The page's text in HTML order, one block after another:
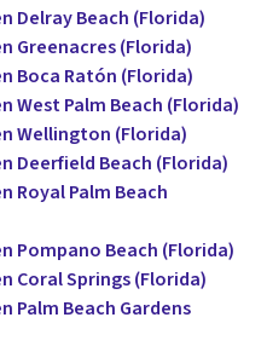
Delray Beach (Florida)
Greenacres (Florida)
Boca Ratón (Florida)
West Palm Beach (Florida)
Wellington (Florida)
Deerfield Beach (Florida)
Royal Palm Beach
Pompano Beach (Florida)
Coral Springs (Florida)
Palm Beach Gardens